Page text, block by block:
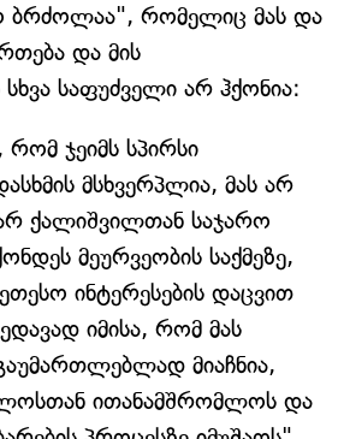
ბრძოლაა", რომელიც მას და
და მის
საფუძველი არ ჰქონია:
რომ ჯეიმს სპირსი
მსხვერპლია, მას არ
ქალიშვილთან საჯარო
მეურვეობის საქმეზე,
ინტერესების დაცვით
იმისა, რომ მას
მიაჩნია,
ითანამშრომლოს და